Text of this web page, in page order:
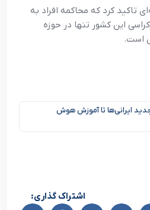
تاکید کرد که محاکمه افراد به
این کشور تنها در حوزه
است.
جدید ایرانی‌ها تا آموزش هوش
اشتراک گذاری: